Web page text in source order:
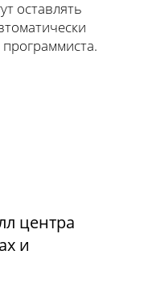
оставлять
центра
и